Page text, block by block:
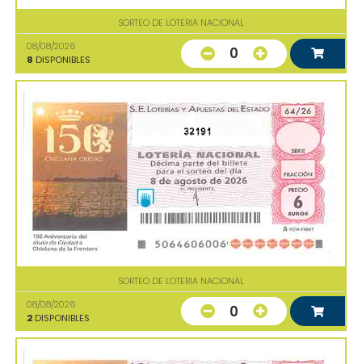
SORTEO DE LOTERIA NACIONAL
08/08/2026
8 DISPONIBLES 0
32191
SORTEO DE LOTERIA NACIONAL
08/08/2026
2 DISPONIBLES 0